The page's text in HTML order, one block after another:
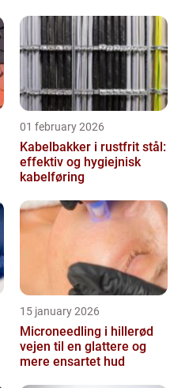
01 february 2026
Kabelbakker i rustfrit stål:
effektiv og hygiejnisk
kabelføring
15 january 2026
Microneedling i hillerød
vejen til en glattere og
mere ensartet hud